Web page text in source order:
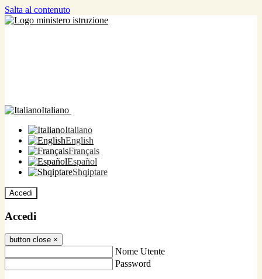
Salta al contenuto
Italiano
Italiano
English
Français
Español
Shqiptare
Accedi
Accedi
button close ×
Nome Utente
Password